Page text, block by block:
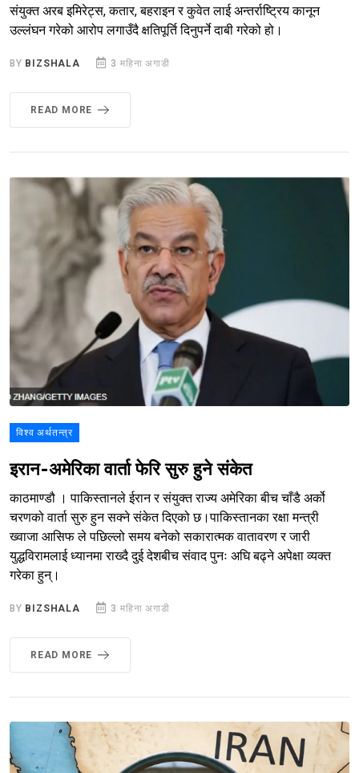
संयुक्त अरब इमिरेट्स, कतार, बहराइन र कुवेत लाई अन्तर्राष्ट्रिय कानून
उल्लंघन गरेको आरोप लगाउँदै क्षतिपूर्ति दिनुपर्ने दाबी गरेको हो।
BY BIZSHALA 3 महिना अगाडी
READ MORE
विश्व अर्थतन्त्र
इरान-अमेरिका वार्ता फेरि सुरु हुने संकेत
काठमाण्डौ । पाकिस्तानले ईरान र संयुक्त राज्य अमेरिका बीच चाँडै अर्को
चरणको वार्ता सुरु हुन सक्ने संकेत दिएको छ।पाकिस्तानका रक्षा मन्त्री
ख्वाजा आसिफ ले पछिल्लो समय बनेको सकारात्मक वातावरण र जारी
युद्धविरामलाई ध्यानमा राख्दै दुई देशबीच संवाद पुनः अघि बढ्ने अपेक्षा व्यक्त
गरेका हुन्।
BY BIZSHALA 3 महिना अगाडी
READ MORE